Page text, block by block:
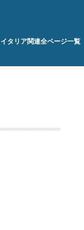
イタリア関連全ページ一覧